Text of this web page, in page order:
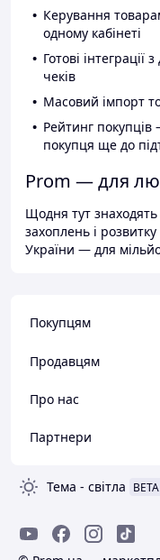
Керування
одному кабінеті
Готові
чеків
Масовий імпорт
Рейтинг
покупця ще до
Prom — для
Щодня тут
захоплень і
України — для
Покупцям
Продавцям
Про нас
Партнери
Тема - світла BETA